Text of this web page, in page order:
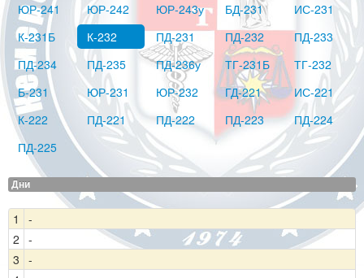
ЮР-241
ЮР-242 ЮР-243у БД-231
ИС-231
К-231Б
К-232 ПД-231 ПД-232
ПД-233
ПД-234
ПД-235 ПД-236у ТГ-231Б
ТГ-232
Б-231
ЮР-231 ЮР-232 ГД-221
ИС-221
К-222
ПД-221 ПД-222 ПД-223
ПД-224
ПД-225
Дни
1
-
2 -
3 -